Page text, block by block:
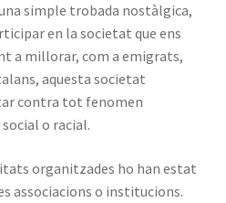
simple trobada nostàlgica,
en la societat que ens
a millorar, com a emigrats,
aquesta societat
contra tot fenomen
o racial.
organitzades ho han estat
associacions o institucions.